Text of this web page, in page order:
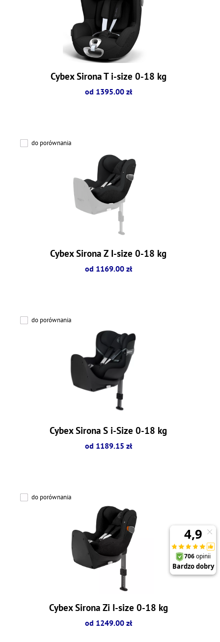
Cybex Sirona T i-size 0-18 kg
od 1395.00 zł
do porównania
Cybex Sirona Z I-size 0-18 kg
od 1169.00 zł
do porównania
Cybex Sirona S i-Size 0-18 kg
od 1189.15 zł
do porównania
Cybex Sirona Zi I-size 0-18 kg
od 1249.00 zł